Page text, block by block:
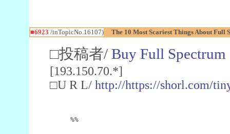
■6923 /inTopicNo.16107) The 10 Most Scariest Things About Full
□投稿者/ Buy Full
[193.150.70.*]
□U R L/ http://https://shorl.com/
%%